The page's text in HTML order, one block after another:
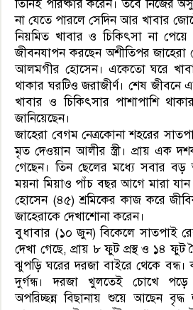
তিনিই পরিষ্কার করেন। তবে নিজের
না যেতে পারলে সেদিন আর খাবার
নিয়মিত খাবার ও চিকিৎসা না পেয়ে
জীবনযাপন করছেন অশীতিপর
আলমগীর হোসেন। একেতো ঘরে
থাকার ঘরটিও জরাজীর্ণ। শেষ জীবনে
খাবার ও চিকিৎসার পাশাপাশি
জানিয়েছেন।
জাহেরা বেগম নেত্রকোনা শহরের
মৃত দেওয়ান আলীর স্ত্রী। প্রায় এক
গেছেন। তিন ছেলের মধ্যে সবার বড়
ময়না মিয়াও পাঁচ বছর আগে মারা
হোসেন (৪৫) শ্রমিকের কাজ করে
জাহেরাকে দেখাশোনা করেন।
বুধাবার (১০ জুন) বিকেলে সাতপাই
দেখা গেছে, প্রায় ৮ ফুট প্রস্থ ও ১৪ ফুট
ঝুপড়ি ঘরের দরজা বাইরে থেকে
দুর্গন্ধ। দরজা খুলতেই চোখে
অপরিচ্ছন্ন বিছানায় শুয়ে আছেন